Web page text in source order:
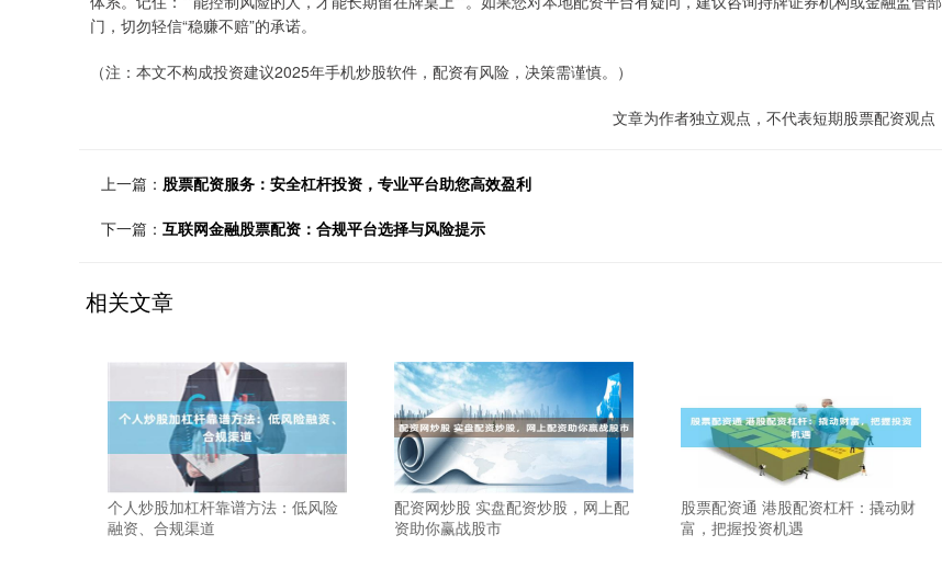
门，切勿轻信“稳赚不赔”的承诺。
（注：本文不构成投资建议2025年手机炒股软件，配资有风险，决策需谨慎。）
文章为作者独立观点，不代表短期股票配资观点
上一篇： 股票配资服务：安全杠杆投资，专业平台助您高效盈利
下一篇： 互联网金融股票配资：合规平台选择与风险提示
相关文章
个人炒股加杠杆靠谱方法：低风险
融资、合规渠道
配资网炒股 实盘配资炒股，网上配
资助你赢战股市
股票配资通 港股配资杠杆：撬动财
富，把握投资机遇